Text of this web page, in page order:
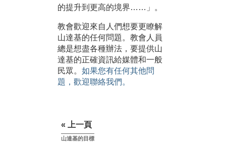
的提升到更高的境界……」。
教會歡迎來自人們想要更瞭解
山達基的任何問題。教會人員
總是想盡各種辦法，要提供山
達基的正確資訊給媒體和一般
民眾。 如果您有任何其他問
題，歡迎聯絡我們。
« 上一頁
山達基的目標